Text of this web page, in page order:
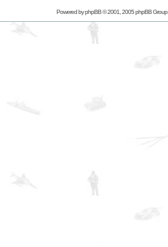
Powered byphpBB© 2001, 2005 phpBB Group